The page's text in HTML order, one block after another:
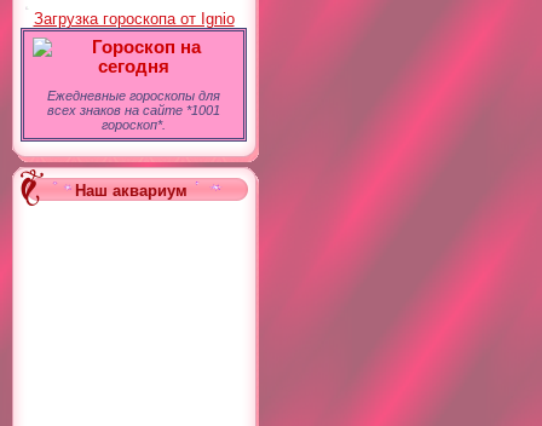
Загрузка гороскопа от Ignio
Гороскоп на
сегодня
Ежедневные гороскопы для
всех знаков на сайте *1001
гороскоп*.
Наш аквариум